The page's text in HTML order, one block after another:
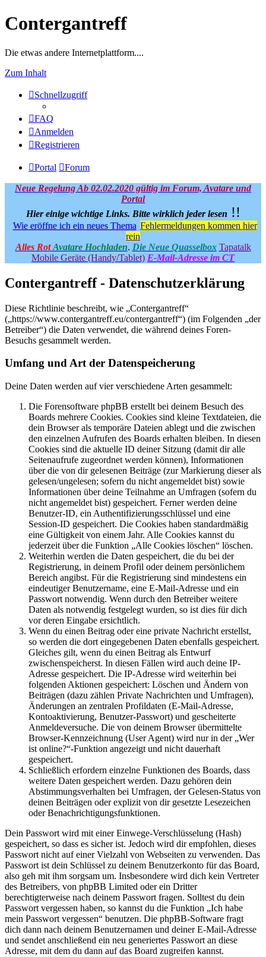
Contergantreff
Die etwas andere Internetplattform....
Zum Inhalt
Schnellzugriff
FAQ
Anmelden
Registrieren
Portal Forum
Neue Regelung Ab 02.02.2020 gültig im Forum, Avatare und
Portal
Hier einige wichtige Links. Bitte wirklich jeder lesen !!
Wie eröffne ich ein neues Thema Fehlermeldungen kommen hier
rein
Alles Rot Avatare Hochladen. Die Neue Quasselbox Tapatalk
Mobile Geräte (Handy/Tablet) E-Mail-Adresse im CT
Contergantreff - Datenschutzerklärung
Diese Richtlinie beschreibt, wie „Contergantreff“
(„https://www.contergantreff.eu/contergantreff“) (im Folgenden „der
Betreiber“) die Daten verwendet, die während deines Foren-
Besuchs gesammelt werden.
Umfang und Art der Datenspeicherung
Deine Daten werden auf vier verschiedene Arten gesammelt:
Die Forensoftware phpBB erstellt bei deinem Besuch des
Boards mehrere Cookies. Cookies sind kleine Textdateien, die
dein Browser als temporäre Dateien ablegt und die zwischen
den einzelnen Aufrufen des Boards erhalten bleiben. In diesen
Cookies sind die aktuelle ID deiner Sitzung (damit dir alle
Seitenaufrufe zugeordnet werden können), Informationen
über die von dir gelesenen Beiträge (zur Markierung dieser als
gelesen/ungelesen; sofern du nicht angemeldet bist) sowie
Informationen über deine Teilnahme an Umfragen (sofern du
nicht angemeldet bist) gespeichert. Ferner werden deine
Benutzer-ID, ein Authentifizierungsschlüssel und eine
Session-ID gespeichert. Die Cookies haben standardmäßig
eine Gültigkeit von einem Jahr. Alle Cookies kannst du
jederzeit über die Funktion „Alle Cookies löschen“ löschen.
Weiterhin werden die Daten gespeichert, die du bei der
Registrierung, in deinem Profil oder deinem persönlichem
Bereich angibst. Für die Registrierung sind mindestens ein
eindeutiger Benutzername, eine E-Mail-Adresse und ein
Passwort notwendig. Wenn durch den Betreiber weitere
Daten als notwendig festgelegt wurden, so ist dies für dich
vor deren Eingabe ersichtlich.
Wenn du einen Beitrag oder eine private Nachricht erstellst,
so werden die dort eingegebenen Daten ebenfalls gespeichert.
Gleiches gilt, wenn du einen Beitrag als Entwurf
zwischenspeicherst. In diesen Fällen wird auch deine IP-
Adresse gespeichert. Die IP-Adresse wird weiterhin bei
folgenden Aktionen gespeichert: Löschen und Ändern von
Beiträgen (dazu zählen Private Nachrichten und Umfragen),
Änderungen an zentralen Profildaten (E-Mail-Adresse,
Kontoaktivierung, Benutzer-Passwort) und gescheiterte
Anmeldeversuche. Die von deinem Browser übermittelte
Browser-Kennzeichnung (User Agent) wird nur in der „Wer
ist online?“-Funktion angezeigt und nicht dauerhaft
gespeichert.
Schließlich erfordern einzelne Funktionen des Boards, dass
weitere Daten gespeichert werden. Dazu gehören dein
Abstimmungsverhalten bei Umfragen, der Gelesen-Status von
deinen Beiträgen oder explizit von dir gesetzte Lesezeichen
oder Benachrichtigungsfunktionen.
Dein Passwort wird mit einer Einwege-Verschlüsselung (Hash)
gespeichert, so dass es sicher ist. Jedoch wird dir empfohlen, dieses
Passwort nicht auf einer Vielzahl von Webseiten zu verwenden. Das
Passwort ist dein Schlüssel zu deinem Benutzerkonto für das Board,
also geh mit ihm sorgsam um. Insbesondere wird dich kein Vertreter
des Betreibers, von phpBB Limited oder ein Dritter
berechtigterweise nach deinem Passwort fragen. Solltest du dein
Passwort vergessen haben, so kannst du die Funktion „Ich habe
mein Passwort vergessen“ benutzen. Die phpBB-Software fragt
dich dann nach deinem Benutzernamen und deiner E-Mail-Adresse
und sendet anschließend ein neu generiertes Passwort an diese
Adresse, mit dem du dann auf das Board zugreifen kannst.